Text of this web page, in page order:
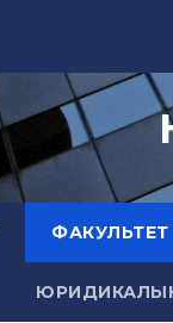
ФАКУЛЬТЕТ